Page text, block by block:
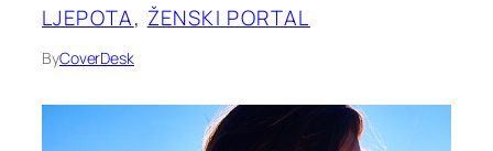
LJEPOTA, ŽENSKI PORTAL
ByCoverDesk